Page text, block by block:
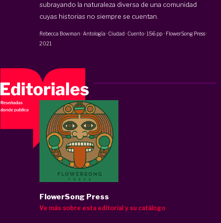
subrayando la naturaleza diversa de una comunidad
cuyas historias no siempre se cuentan.
Rebecca Bowman · Antología · Ciudad · Cuento·156 pp · FlowerSong Press·
2021
FlowerSong Press
Ve más sobre esta editorial y su catálogo